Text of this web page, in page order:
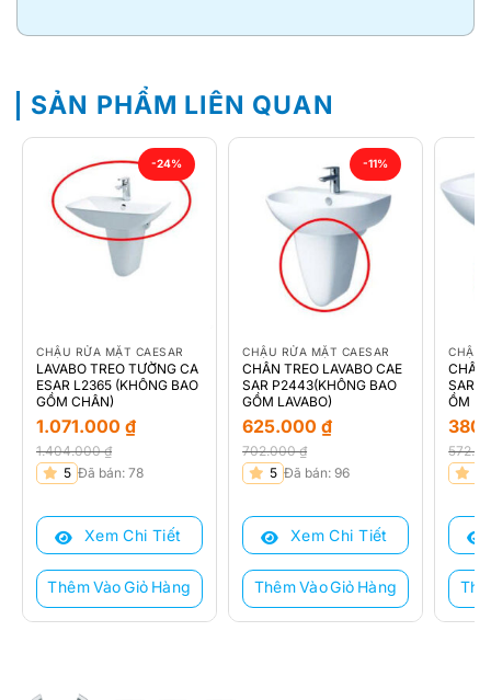
SẢN PHẨM LIÊN QUAN
-24%
CHẬU RỬA MẶT CAESAR
LAVABO TREO TƯỜNG CA
ESAR L2365 (KHÔNG BAO
GỒM CHÂN)
1.404.000₫
Giá
là:
1.404.000 ₫.
1.071.000 ₫
Giá
tại
1.071.000 ₫.
5 Đã bán: 78
Xem Chi Tiết
Thêm Vào Giỏ Hàng
-11%
CHẬU RỬA MẶT CAESAR
CHÂN TREO LAVABO CAE
SAR P2443(KHÔNG BAO
GỒM LAVABO)
702.000₫
Giá
là:
702.000 ₫.
625.000₫
Giá
tại
625.000 ₫.
5 Đã bán: 96
Xem Chi Tiết
Thêm Vào Giỏ Hàng
CHẬU
CHÂN
SAR
ỒM
Giá
là:
Giá
tại